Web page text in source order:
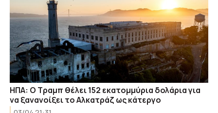
ΗΠΑ: Ο Τραμπ θέλει 152 εκατομμύρια δολάρια για
να ξανανοίξει το Αλκατράζ ως κάτεργο